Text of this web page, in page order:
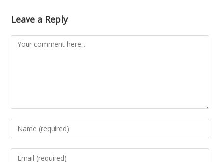
Leave a Reply